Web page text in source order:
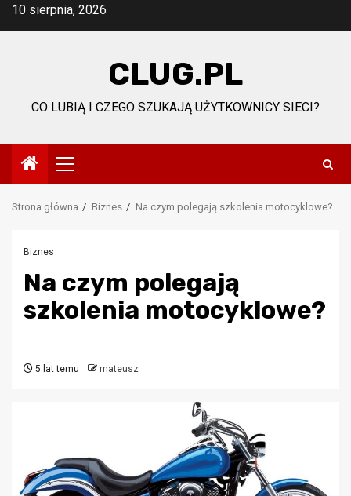
Przejdź
10 sierpnia, 2026
CLUG.PL
CO LUBIĄ I CZEGO SZUKAJĄ UŻYTKOWNICY SIECI?
Menu
główne
Strona główna Biznes Na czym polegają szkolenia motocyklowe?
Biznes
Na czym polegają
szkolenia motocyklowe?
5 lat temu mateusz